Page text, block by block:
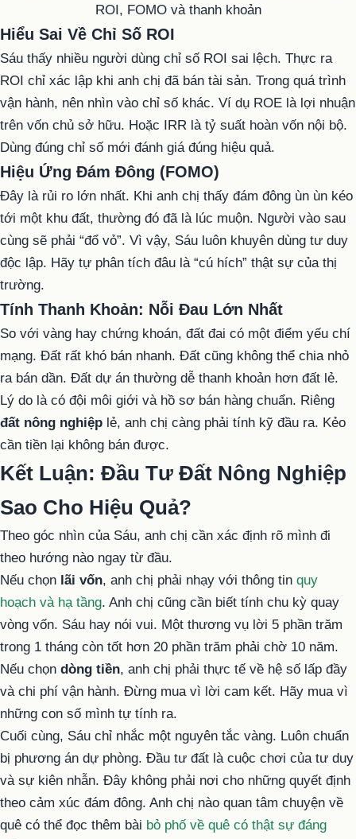
Hiểu Sai Về Chỉ Số ROI
Sáu thấy nhiều người dùng chỉ số ROI sai lệch. Thực ra
ROI chỉ xác lập khi anh chị đã bán tài sản. Trong quá trình
vận hành, nên nhìn vào chỉ số khác. Ví dụ ROE là lợi nhuận
trên vốn chủ sở hữu. Hoặc IRR là tỷ suất hoàn vốn nội bộ.
Dùng đúng chỉ số mới đánh giá đúng hiệu quả.
Hiệu Ứng Đám Đông (FOMO)
Đây là rủi ro lớn nhất. Khi anh chị thấy đám đông ùn ùn kéo
tới một khu đất, thường đó đã là lúc muộn. Người vào sau
cùng sẽ phải “đổ vỏ”. Vì vậy, Sáu luôn khuyên dùng tư duy
độc lập. Hãy tự phân tích đâu là “cú hích” thật sự của thị
trường.
Tính Thanh Khoản: Nỗi Đau Lớn Nhất
So với vàng hay chứng khoán, đất đai có một điểm yếu chí
mạng. Đất rất khó bán nhanh. Đất cũng không thể chia nhỏ
ra bán dần. Đất dự án thường dễ thanh khoản hơn đất lẻ.
Lý do là có đội môi giới và hồ sơ bán hàng chuẩn. Riêng
đất nông nghiệp lẻ, anh chị càng phải tính kỹ đầu ra. Kẻo
cần tiền lại không bán được.
Kết Luận: Đầu Tư Đất Nông Nghiệp
Sao Cho Hiệu Quả?
Theo góc nhìn của Sáu, anh chị cần xác định rõ mình đi
theo hướng nào ngay từ đầu.
Nếu chọn lãi vốn, anh chị phải nhạy với thông tin quy
hoạch và hạ tầng. Anh chị cũng cần biết tính chu kỳ quay
vòng vốn. Sáu hay nói vui. Một thương vụ lời 5 phần trăm
trong 1 tháng còn tốt hơn 20 phần trăm phải chờ 10 năm.
Nếu chọn dòng tiền, anh chị phải thực tế về hệ số lấp đầy
và chi phí vận hành. Đừng mua vì lời cam kết. Hãy mua vì
những con số mình tự tính ra.
Cuối cùng, Sáu chỉ nhắc một nguyên tắc vàng. Luôn chuẩn
bị phương án dự phòng. Đầu tư đất là cuộc chơi của tư duy
và sự kiên nhẫn. Đây không phải nơi cho những quyết định
theo cảm xúc đám đông. Anh chị nào quan tâm chuyện về
quê có thể đọc thêm bài bỏ phố về quê có thật sự đáng